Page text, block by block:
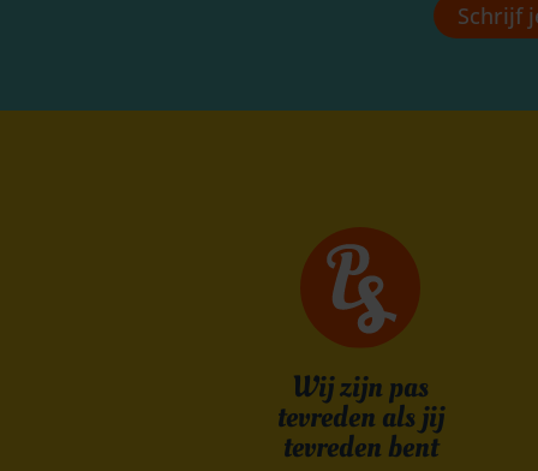
Schrijf
Wij zijn pas
tevreden als jij
tevreden bent